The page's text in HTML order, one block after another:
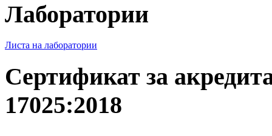
Лаборатории
Листа на лаборатории
Сертификат за
17025:2018